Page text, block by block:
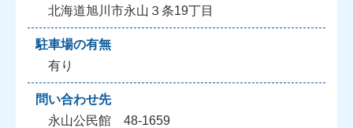
北海道旭川市永山３条19丁目
駐車場の有無
有り
問い合わせ先
永山公民館 48-1659